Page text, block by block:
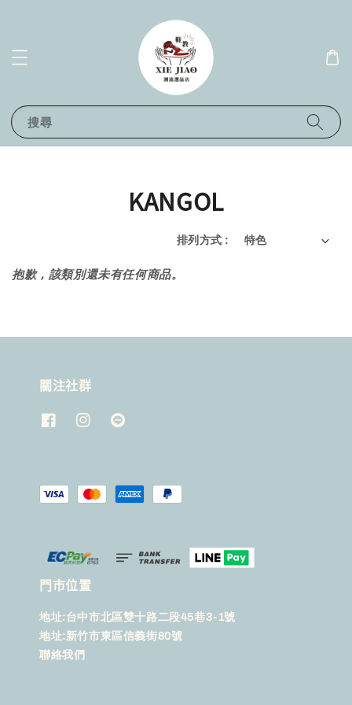
搜尋
KANGOL
排列方式 :
抱歉，該類別還未有任何商品。
關注社群
門市位置
地址:台中市北區雙十路二段45巷3-1號
地址:新竹市東區信義街80號
聯絡我們